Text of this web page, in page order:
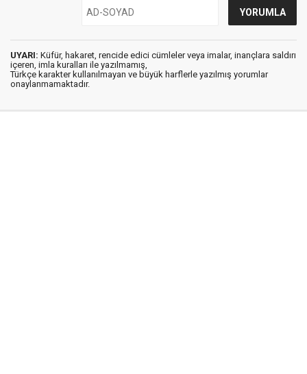
UYARI: Küfür, hakaret, rencide edici cümleler veya imalar, inançlara saldırı
içeren, imla kuralları ile yazılmamış,
Türkçe karakter kullanılmayan ve büyük harflerle yazılmış yorumlar
onaylanmamaktadır.